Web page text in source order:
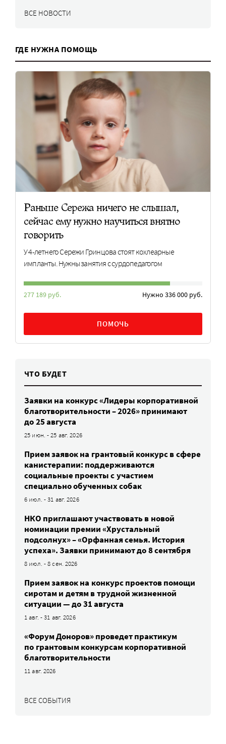
ВСЕ НОВОСТИ
ГДЕ НУЖНА ПОМОЩЬ
Раньше Сережа ничего не слышал,
сейчас ему нужно научиться внятно
говорить
У 4-летнего Сережи Гринцова стоят кохлеарные
импланты. Нужны занятия с сурдопедагогом
277 189 руб. Нужно 336 000 руб.
ПОМОЧЬ
ЧТО БУДЕТ
Заявки на конкурс «Лидеры корпоративной
благотворительности – 2026» принимают
до 25 августа
25 июн. - 25 авг. 2026
Прием заявок на грантовый конкурс в сфере
канистерапии: поддерживаются
социальные проекты с участием
специально обученных собак
6 июл. - 31 авг. 2026
НКО приглашают участвовать в новой
номинации премии «Хрустальный
подсолнух» – «Орфанная семья. История
успеха». Заявки принимают до 8 сентября
8 июл. - 8 сен. 2026
Прием заявок на конкурс проектов помощи
сиротам и детям в трудной жизненной
ситуации — до 31 августа
1 авг. - 31 авг. 2026
«Форум Доноров» проведет практикум
по грантовым конкурсам корпоративной
благотворительности
11 авг. 2026
ВСЕ СОБЫТИЯ